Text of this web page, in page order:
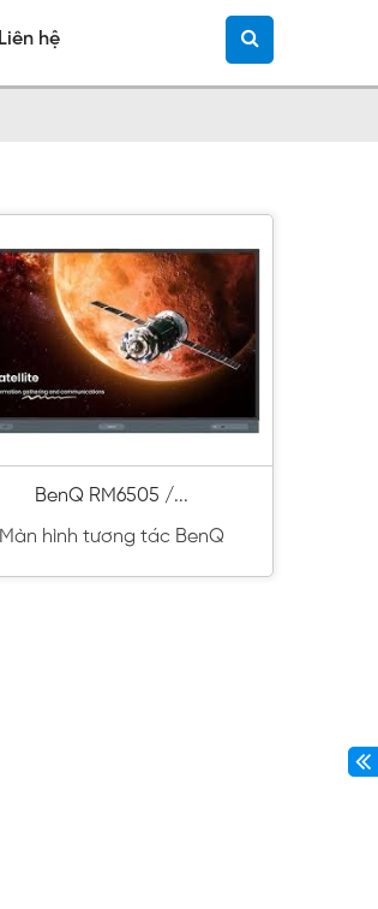
Liên hệ
BenQ RM6505 /...
Màn hình tương tác BenQ